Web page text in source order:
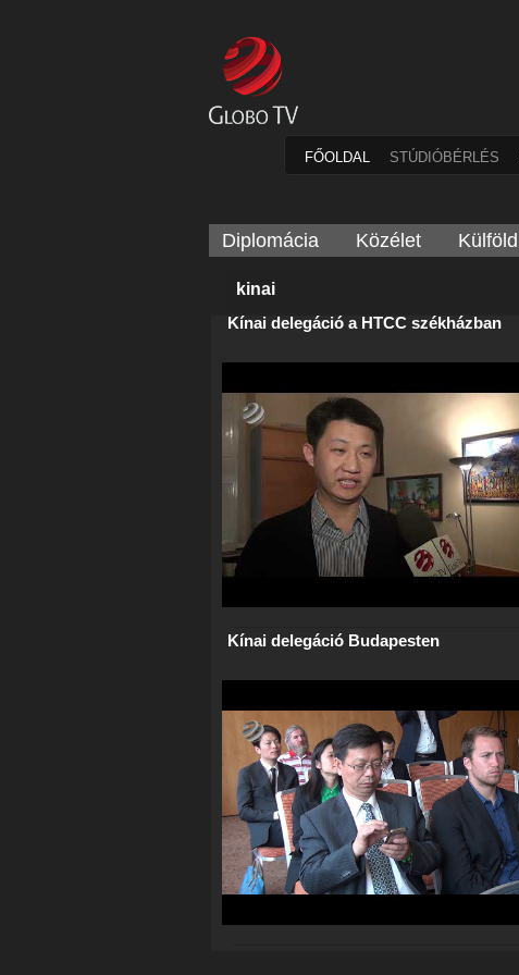
FŐOLDAL STÚDIÓBÉRLÉS
Diplomácia Közélet Külföld
kinai
Kínai delegáció a HTCC székházban
Kínai delegáció Budapesten